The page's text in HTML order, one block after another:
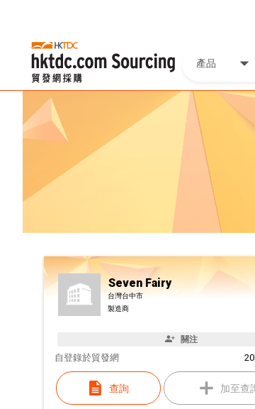
產品
Seven Fairy
台灣台中市
製造商
關注
自登錄於貿發網
查詢 加至查